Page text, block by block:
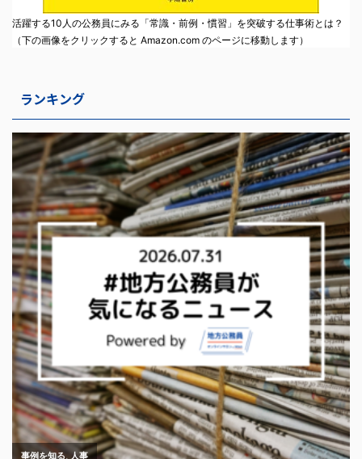
活躍する10人の公務員にみる「常識・前例・慣習」を突破する仕事術とは？
（下の画像をクリックすると Amazon.com のページに移動します）
ランキング